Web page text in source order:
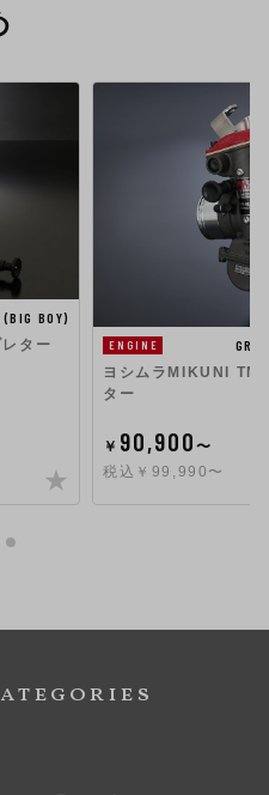
(BIG BOY)
ター
ENGINE
ヨシムラMIKUNI
ター
￥ 90,900〜
税込￥99,990〜